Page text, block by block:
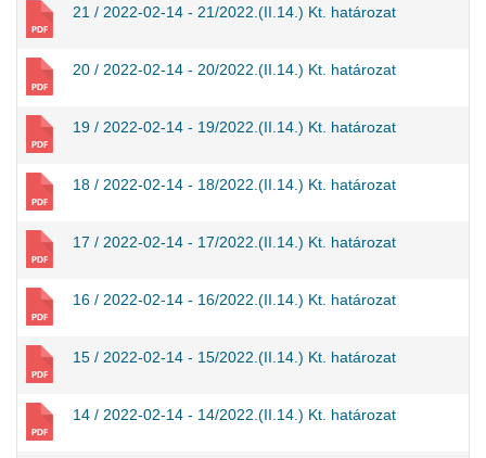
21 / 2022-02-14 - 21/2022.(II.14.) Kt. határozat
20 / 2022-02-14 - 20/2022.(II.14.) Kt. határozat
19 / 2022-02-14 - 19/2022.(II.14.) Kt. határozat
18 / 2022-02-14 - 18/2022.(II.14.) Kt. határozat
17 / 2022-02-14 - 17/2022.(II.14.) Kt. határozat
16 / 2022-02-14 - 16/2022.(II.14.) Kt. határozat
15 / 2022-02-14 - 15/2022.(II.14.) Kt. határozat
14 / 2022-02-14 - 14/2022.(II.14.) Kt. határozat